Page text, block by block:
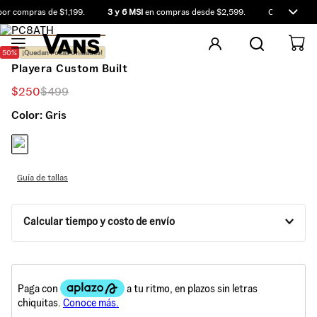
compras de $1,199. 3 y 6 MSIen compras desde $2,599. Compra
¡Quedan Pocas Unidades!
50%
Playera Custom Built
$250$499
Color:Gris
Guía de tallas
Calcular tiempo y costo de envío